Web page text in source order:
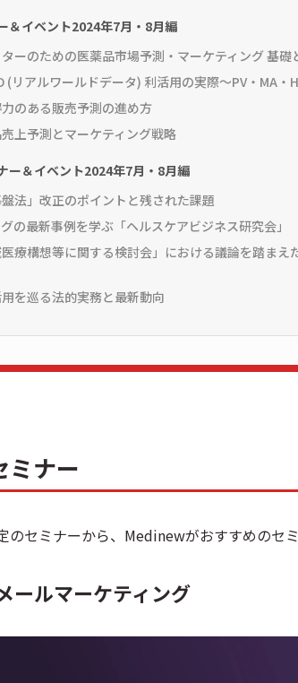
＆イベント2024年7月・8月編
ーのための医薬品市場予測・マーケティング 基礎
(リアルワールドデータ) 利活用の実際～PV・MA
のある販売予測の進め方
上予測とマーケティング戦略
ー＆イベント2024年7月・8月編
法」改正のポイントと残された課題
の最新事例を学ぶ「ヘルスケアビジネス研究会」
療構想等に関する検討会」における議論を踏ま
を巡る法的実務と最新動向
ミナー
のセミナーから、Medinewがおすすめのセ
ールマーケティング